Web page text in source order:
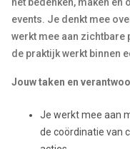
events. Je denkt mee
werkt mee aan zichtbare
de praktijk werkt binnen
Jouw taken en
Je werkt mee aan
de coördinatie van